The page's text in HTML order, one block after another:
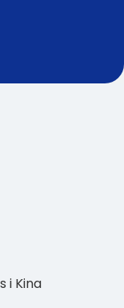
i Kina